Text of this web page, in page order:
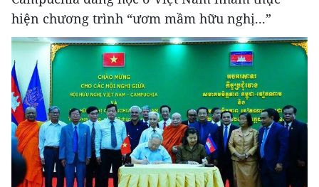
hiện chương trình “ươm mầm hữu nghị...”